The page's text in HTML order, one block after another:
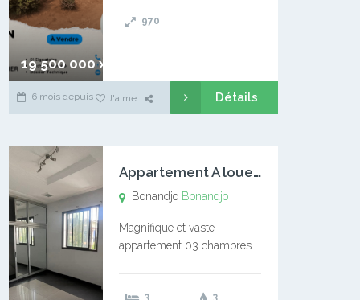
19 500 000 xaf
l’Université Catholique –
970
6 mois depuis J'aime Détails
A
ppartement A louer Bonandjo
Bonandjo Bonandjo
Magnifique et vaste
appartement 03 chambres
3
3